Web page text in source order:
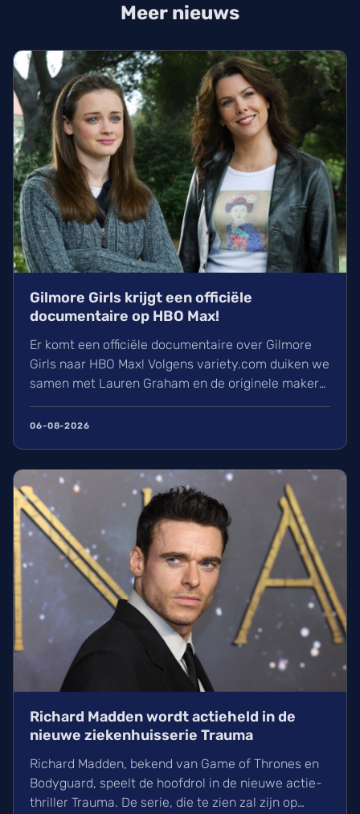
Meer nieuws
Gilmore Girls krijgt een officiële
documentaire op HBO Max!
Er komt een officiële documentaire over Gilmore
Girls naar HBO Max! Volgens variety.com duiken we
samen met Lauren Graham en de originele makers
vertoonde beelden en verhalen van achter de
06-08-2026
Richard Madden wordt actieheld in de
nieuwe ziekenhuisserie Trauma
Richard Madden, bekend van Game of Thrones en
Bodyguard, speelt de hoofdrol in de nieuwe actie-
thriller Trauma. De serie, die te zien zal zijn op